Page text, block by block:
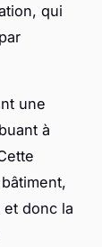
qui
une
à
et donc la